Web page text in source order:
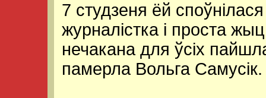
7 студзеня ёй
журналістка і проста
нечакана для ўсіх
памерла Вольга Самусік.